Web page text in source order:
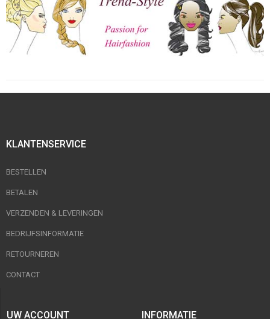
KLANTENSERVICE
BESTELLEN
BETALEN
VERZENDEN & LEVERINGEN
BEDRIJFSINFORMATIE
RETOURNEREN
CONTACT
UW ACCOUNT INFORMATIE